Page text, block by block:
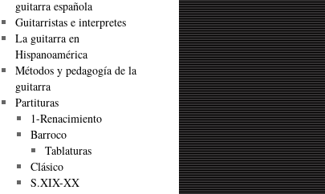
guitarra española
Guitarristas e interpretes
La guitarra en
Hispanoamérica
Métodos y pedagogía de la
guitarra
Partituras
1-Renacimiento
Barroco
Tablaturas
Clásico
S.XIX-XX